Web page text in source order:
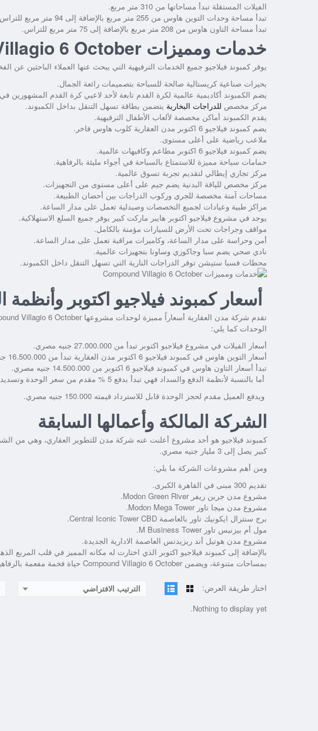
الفيلات المستقلة تبدأ مساحاتها من 310 متر مربع.
تبدأ مساحة وحدات التوين هاوس من 255 متر مربع بالإضافة إلى 94 متر مربع للتراس على الروف.
تبدأ مساحة التاون هاوس من 208 متر مربع بالإضافة إلى 75 متر مربع للتراس.
خدمات ومميزات Compound Villagio 6 October
يوفر كمبوند فيلاجيو جميع الخدمات الترفيهية التي يبحث عنها العملاء الباحثين عن
بحيرات صناعية كريستالية صالحة للسباحة بتصميمات رائعة الجمال.
يضم الكمبوند أكاديمية عالمية لكرة القدم تابعة لأحد لاعبي كرة القدم المشهورين في
مركز مخصص للدراجات البخارية يتضمن بطاقة تسهل التنقل بداخل الكمبوند.
يقدم الكمبوند أماكن مخصصة لألعاب الأطفال الترفيهية.
يضم كمبوند فيلاجيو 6 اكتوبر مدن العقارية كلوب هاوس فاخر.
ملاعب رياضية على أعلى مستوى.
يضم كمبوند فيلاجيو 6 اكتوبر مطاعم وكافيهات عالمية.
حمامات سباحة مميزة للاستمتاع بالسباحة في أجواء مليئة بالرفاهية.
مركز تجاري إيطالي لتقديم تجربة تسوق عالمية.
مركز مخصص للياقة البدنية يضم جيم على أعلى مستوى من التجهيزات.
مساحات آمنة مخصصة للجري وركوب الدراجات بين أحضان الطبيعة.
مراكز طبية وعيادات لجميع التخصصات وصيدلية تعمل على مدار الساعة.
يوجد في مشروع فيلاجيو اكتوبر هايبر ماركت كبير يوفر جميع السلع الاستهلاكية.
مواقف وجراجات تحت الأرض للسيارات مؤمنة بالكامل.
أمن وحراسة على مدار الساعة، وكاميرات مراقبة تعمل على مدار الساعة.
نادي صحي يضم سبا وجاكوزي وساونا بتجهيزات عالمية.
محطات فسبا ستيشن توفر الدراجات النارية التي تسهل التنقل داخل الكمبوند.
أسعار كمبوند فيلاجيو اكتوبر وأنظمة
الوحدات كما يلي:
أسعار الفيلات في مشروع فيلاجيو اكتوبر تبدأ من 27.000.000 جنيه مصري.
أسعار التوين هاوس في كمبوند فيلاجيو 6 اكتوبر مدن العقارية تبدأ من 16.500.000 جنيه مصري.
تبدأ أسعار التاون هاوس في كمبوند فيلاجيو 6 اكتوبر من 14.500.000 جنيه مصري.
أما بالنسبة لأنظمة الدفع والسداد فهي تبدأ بدفع 5 % مقدم من سعر الوحدة وتسديد الباقي على أقساط متساوية حتى 10 سنوات.
ويدفع العميل مقدم لحجز الوحدة قابل للاسترداد قيمته 150.000 جنيه مصري.
الشركة المالكة وأعمالها السابقة
كمبوند فيلاجيو هو أحد مشروع أعلنت عنه شركة مدن للتطوير العقاري، وهي من
كبير يصل إلى 3 مليار جنيه مصري.
ومن أهم مشروعات الشركة ما يلي:
تقديم 300 مبنى في القاهرة الكبرى.
مشروع مدن جرين ريفر Modon Green River.
مشروع مدن ميجا تاور Modon Mega Tower.
برج سنترال ايكونيك تاور بالعاصمة Central Iconic Tower CBD.
مول أم بيزنيس تاور M Business Tower.
مشروع مدن هوتيل أند ريزيدنس العاصمة الادارية الجديدة.
بالإضافة إلى كمبوند فيلاجيو اكتوبر الذي اختارت له مكانه المميز في قلب
بمساحات متنوعة، ويضمن Compound Villagio 6 October حياة فخمة مفعمة بالرفاهية.
اختار طريقة العرض: الترتيب الافتراضي
Nothing to display yet.